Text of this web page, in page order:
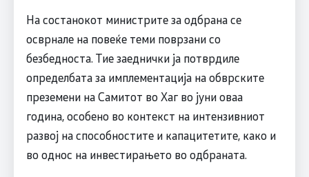
На состанокот министрите за одбрана се
осврнале на повеќе теми поврзани со
безбедноста. Тие заеднички ја потврдиле
определбата за имплементација на обврските
преземени на Самитот во Хаг во јуни оваа
година, особено во контекст на интензивниот
развој на способностите и капацитетите, како и
во однос на инвестирањето во одбраната.